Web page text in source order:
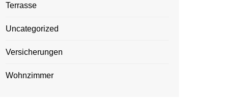
Terrasse
Uncategorized
Versicherungen
Wohnzimmer